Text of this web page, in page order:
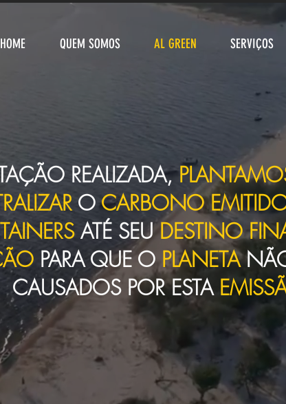
HOME QUEM SOMOS AL GREEN SERVIÇOS
REALIZADA,
O CARBONO
ATÉ SEUDESTINO
PARA QUE O PLANETA
CAUSADOS POR ESTA